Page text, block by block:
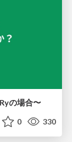
の場合〜
0 330